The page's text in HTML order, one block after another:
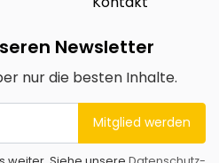
Newsletter
nur die besten Inhalte.
Mitglied werden